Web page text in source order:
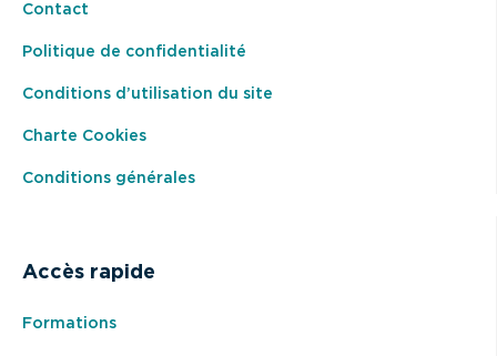
Contact
Politique de confidentialité
Conditions d’utilisation du site
Charte Cookies
Conditions générales
Accès rapide
Formations